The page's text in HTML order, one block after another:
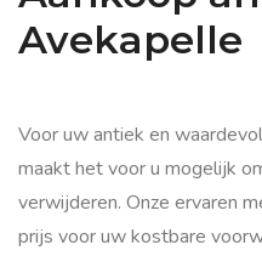
Avekapelle
Voor uw antiek en
maakt het voor u mogelijk
verwijderen. Onze ervaren
prijs voor uw kostbare